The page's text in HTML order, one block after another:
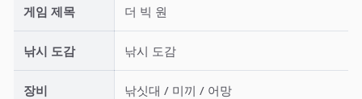
게임 제목 더 빅 원
낚시 도감 낚시 도감
장비 낚싯대 / 미끼 / 어망